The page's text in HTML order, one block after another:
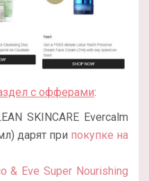
с офферами:
SKINCARE Evercalm
дарят при покупке на
& Eve Super Nourishing